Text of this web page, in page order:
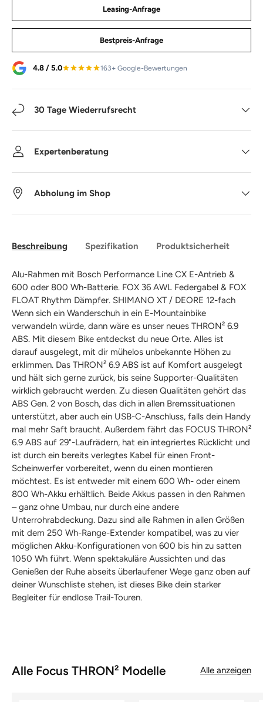
Leasing-Anfrage
Bestpreis-Anfrage
4.8 / 5.0 163+ Google-Bewertungen
30 Tage Wiederrufsrecht
Expertenberatung
Abholung im Shop
Beschreibung Spezifikation Produktsicherheit
Alu-Rahmen mit Bosch Performance Line CX E-Antrieb &
600 oder 800 Wh-Batterie. FOX 36 AWL Federgabel & FOX
FLOAT Rhythm Dämpfer. SHIMANO XT / DEORE 12-fach
Wenn sich ein Wanderschuh in ein E-Mountainbike
verwandeln würde, dann wäre es unser neues THRON² 6.9
ABS. Mit diesem Bike entdeckst du neue Orte. Alles ist
darauf ausgelegt, mit dir mühelos unbekannte Höhen zu
erklimmen. Das THRON² 6.9 ABS ist auf Komfort ausgelegt
und hält sich gerne zurück, bis seine Supporter-Qualitäten
wirklich gebraucht werden. Zu diesen Qualitäten gehört das
ABS Gen. 2 von Bosch, das dich in allen Bremssituationen
unterstützt, aber auch ein USB-C-Anschluss, falls dein Handy
mal mehr Saft braucht. Außerdem fährt das FOCUS THRON²
6.9 ABS auf 29"-Laufrädern, hat ein integriertes Rücklicht und
ist durch ein bereits verlegtes Kabel für einen Front-
Scheinwerfer vorbereitet, wenn du einen montieren
möchtest. Es ist entweder mit einem 600 Wh- oder einem
800 Wh-Akku erhältlich. Beide Akkus passen in den Rahmen
– ganz ohne Umbau, nur durch eine andere
Unterrohrabdeckung. Dazu sind alle Rahmen in allen Größen
mit dem 250 Wh-Range-Extender kompatibel, was zu vier
möglichen Akku-Konfigurationen von 600 bis hin zu satten
1050 Wh führt. Wenn spektakuläre Aussichten und das
Genießen der Ruhe abseits überlaufener Wege ganz oben auf
deiner Wunschliste stehen, ist dieses Bike dein starker
Begleiter für endlose Trail-Touren.
Alle Focus THRON² Modelle Alle anzeigen